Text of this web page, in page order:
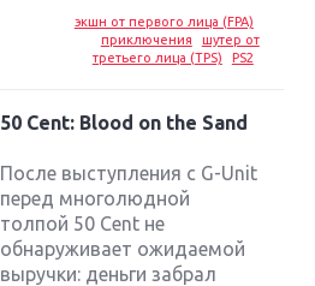
экшн от первого лица (FPA)
приключения
шутер от
третьего лица (TPS)
PS2
50 Cent: Blood on the Sand
После выступления с G-Unit
перед многолюдной
толпой 50 Cent не
обнаруживает ожидаемой
выручки: деньги забрал